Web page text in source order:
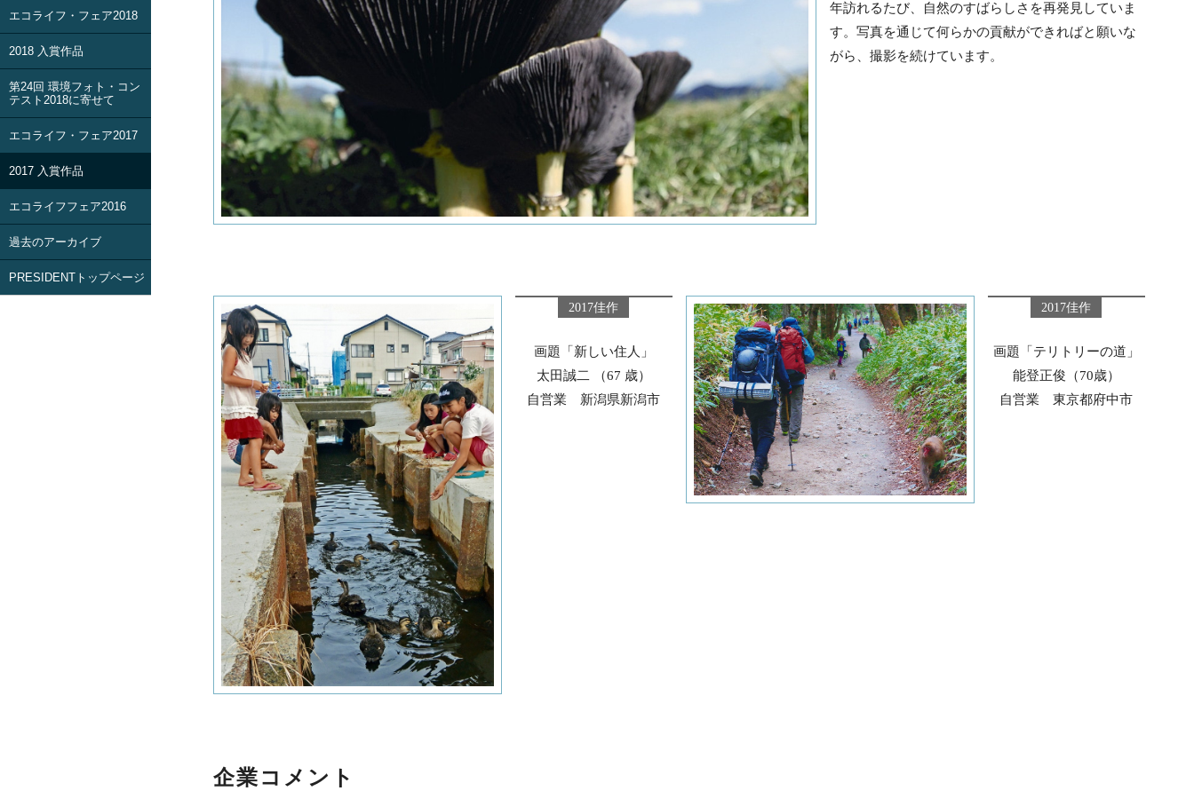
エコライフ・フェア2018
2018 入賞作品
第24回 環境フォト・コン
テスト2018に寄せて
エコライフ・フェア2017
2017 入賞作品
エコライフフェア2016
過去のアーカイブ
PRESIDENTトップページ
年訪れるたび、自然のすばらしさを再発見していま
す。写真を通じて何らかの貢献ができればと願いな
がら、撮影を続けています。
2017佳作
画題「新しい住人」
太田誠二 （67 歳）
自営業 新潟県新潟市
2017佳作
画題「テリトリーの道」
能登正俊（70歳）
自営業 東京都府中市
企業コメント